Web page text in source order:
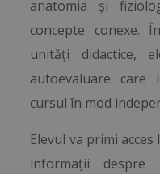
anatomia și
concepte conexe.
unități didactice,
autoevaluare
cursul în mod
Elevul va primi
informații despre